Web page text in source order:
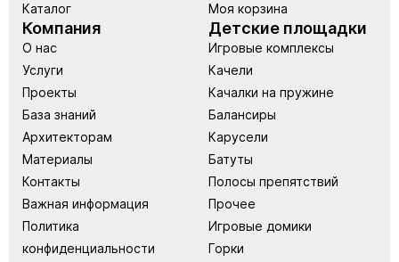
Каталог
Моя корзина
Компания
О нас
Услуги
Проекты
База знаний
Архитекторам
Материалы
Контакты
Важная информация
Политика
конфиденциальности
Детские площадки
Игровые комплексы
Качели
Качалки на пружине
Балансиры
Карусели
Батуты
Полосы препятствий
Прочее
Игровые домики
Горки